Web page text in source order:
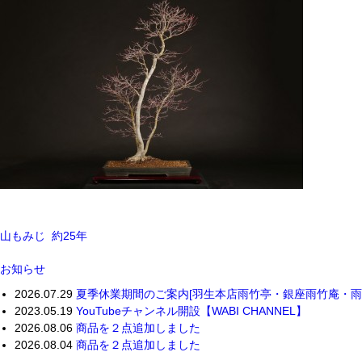
山もみじ 約25年
お知らせ
2026.07.29 夏季休業期間のご案内[羽生本店雨竹亭・銀座雨竹庵・
2023.05.19 YouTubeチャンネル開設【WABI CHANNEL】
2026.08.06 商品を２点追加しました
2026.08.04 商品を２点追加しました